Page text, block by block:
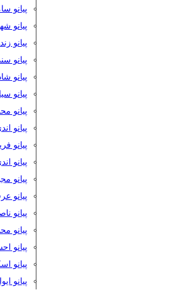
پیانو
پیانو
پیانو
پیانو
پیانو
پیانو
پیانو
پیانو
پیانو
پیانو
پیانو
پیانو
پیانو
پیانو
پیانو
پیانو
پیانو